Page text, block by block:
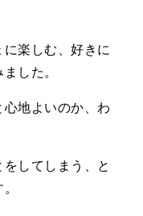
に楽しむ、好きに
した。
心地よいのか、わ
をしてしまう、と